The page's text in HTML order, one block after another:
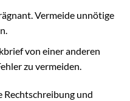
Vermeide unnötige
von einer anderen
zu vermeiden.
Rechtschreibung und